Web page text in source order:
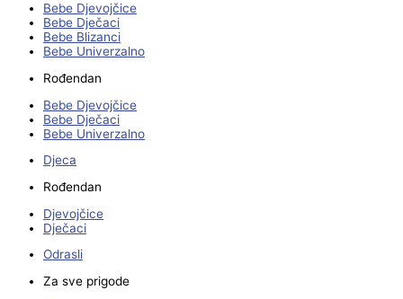
Bebe Djevojčice
Bebe Dječaci
Bebe Blizanci
Bebe Univerzalno
Rođendan
Bebe Djevojčice
Bebe Dječaci
Bebe Univerzalno
Djeca
Rođendan
Djevojčice
Dječaci
Odrasli
Za sve prigode